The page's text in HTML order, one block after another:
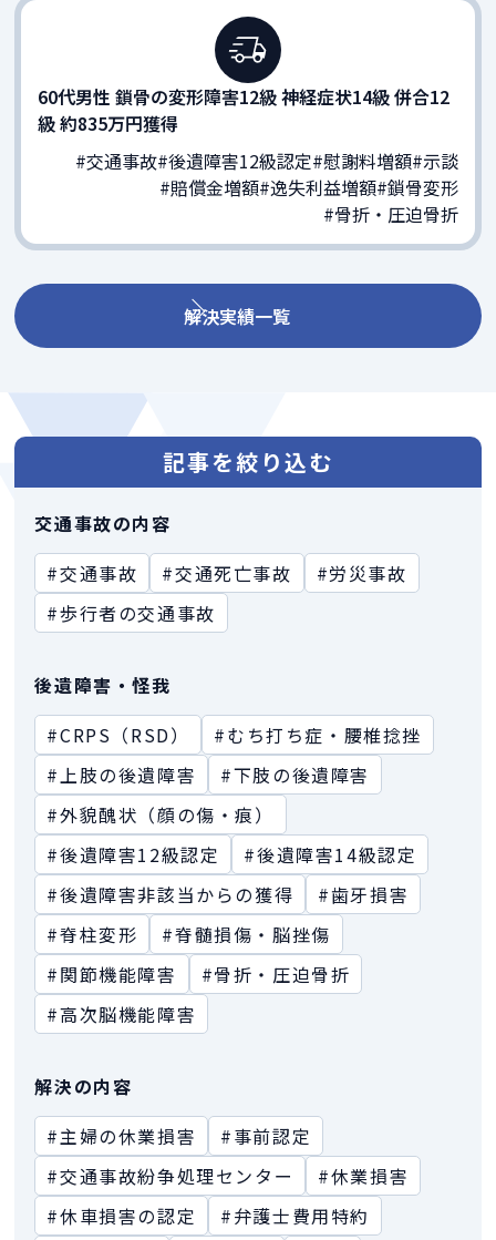
60代男性 鎖骨の変形障害12級 神経症状14級 併合12
級 約835万円獲得
#交通事故#後遺障害12級認定#慰謝料増額#示談
#賠償金増額#逸失利益増額#鎖骨変形
#骨折・圧迫骨折
解決実績一覧
記事を絞り込む
交通事故の内容
#交通事故
#交通死亡事故
#労災事故
#歩行者の交通事故
後遺障害・怪我
#CRPS（RSD）
#むち打ち症・腰椎捻挫
#上肢の後遺障害
#下肢の後遺障害
#外貌醜状（顔の傷・痕）
#後遺障害12級認定
#後遺障害14級認定
#後遺障害非該当からの獲得
#歯牙損害
#脊柱変形
#脊髄損傷・脳挫傷
#関節機能障害
#骨折・圧迫骨折
#高次脳機能障害
解決の内容
#主婦の休業損害
#事前認定
#交通事故紛争処理センター
#休業損害
#休車損害の認定
#弁護士費用特約